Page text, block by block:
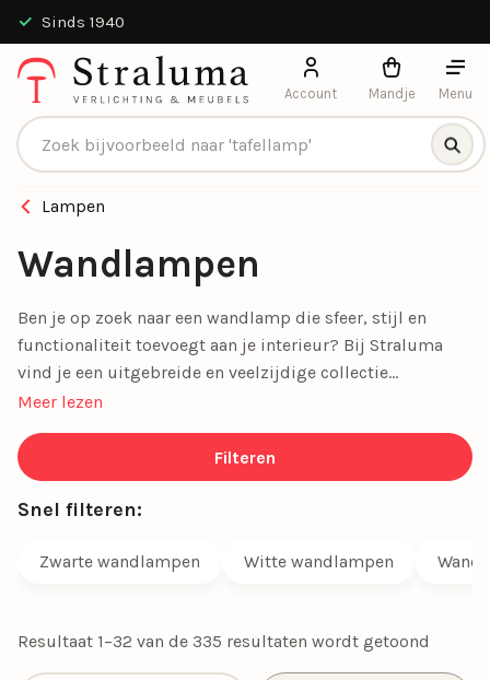
9.4 / 10 uit 13551 beoordelingen
Producten zoeken
Account Mandje Menu
Lampen
Wandlampen
Ben je op zoek naar een wandlamp die sfeer, stijl en
functionaliteit toevoegt aan je interieur? Bij Straluma
vind je een uitgebreide en veelzijdige collectie
wandlampen in allerlei stijlen, maten en kleuren. Of je nu
wij hebben altijd een passend model voor jouw
woonstijl.
Meer lezen
Filteren
Snel filteren:
Zwarte wandlampen Witte wandlampen
Resultaat 1–32 van de 335 resultaten wordt getoond